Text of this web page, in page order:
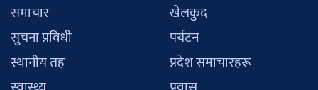
समाचार
सुचना प्रविधी
स्थानीय तह
खेलकुद
पर्यटन
प्रदेश समाचारहरू